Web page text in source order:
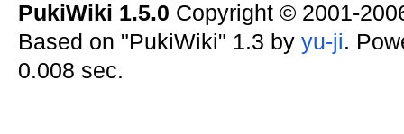
PukiWiki 1.5.0 Copyright © 2001-
Based on "PukiWiki" 1.3 by yu-ji.
0.008 sec.